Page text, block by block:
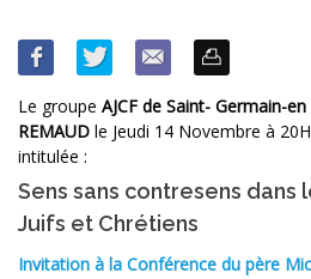
Le groupe AJCF de Saint- Germain-
REMAUD le Jeudi 14 Novembre à
intitulée :
Sens sans contresens
Juifs et Chrétiens
Invitation à la Conférence du père